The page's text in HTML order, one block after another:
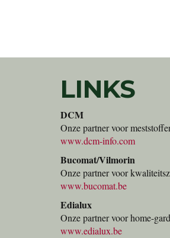
LINKS
DCM
Onze partner voor
www.dcm-info.com
Bucomat/Vilmorin
Onze partner voor
www.bucomat.be
Edialux
Onze partner voor home-
www.edialux.be